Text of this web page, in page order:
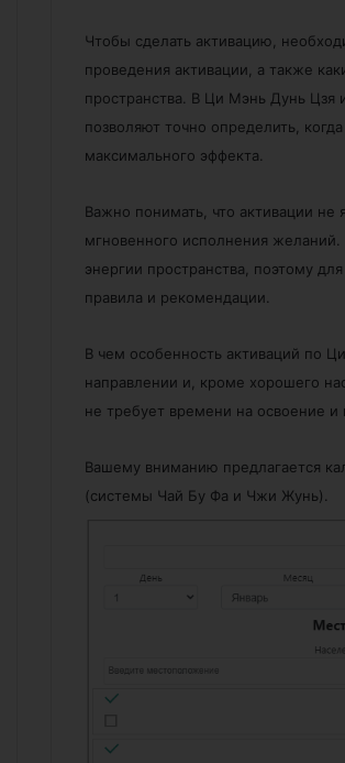
Чтобы сделать активацию,
проведения активации, а также
пространства. В Ци Мэнь Дунь
позволяют точно определить,
максимального эффекта.
Важно понимать, что активации не
мгновенного исполнения
энергии пространства, поэтому
правила и рекомендации.
В чем особенность активаций по
направлении и, кроме хорошего
не требует времени на освоение и
Вашему вниманию предлагается
(системы Чай Бу Фа и Чжи Жунь).